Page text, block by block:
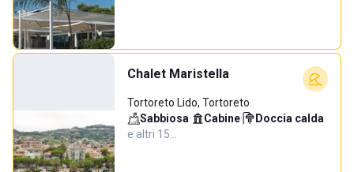
Chalet Maristella
Tortoreto Lido, Tortoreto
Sabbiosa· Cabine· Doccia calda·
e altri 15…